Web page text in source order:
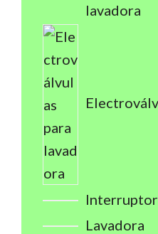
lavadora
Interruptor
Lavadora